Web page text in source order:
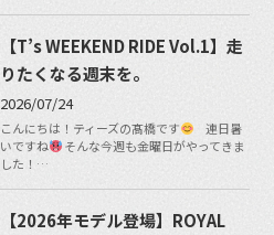
【T’s WEEKEND RIDE Vol.1】走
りたくなる週末を。
2026/07/24
こんにちは！ティーズの髙橋です
連日暑
いですね
そんな今週も金曜日がやってきま
した！…
【2026年モデル登場】ROYAL